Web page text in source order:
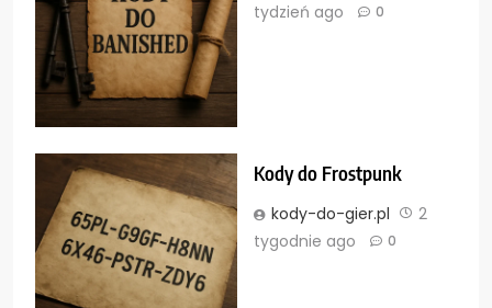
tydzień ago
0
Kody do Frostpunk
kody-do-gier.pl
2
tygodnie ago
0